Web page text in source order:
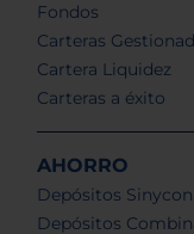
Fondos
Carteras
Cartera Liquidez
Carteras a éxito
AHORRO
Depósitos
Depósitos